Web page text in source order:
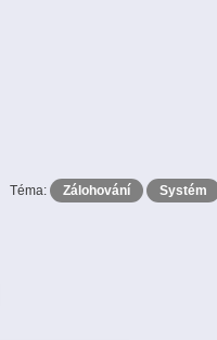
Téma: Zálohování Systém